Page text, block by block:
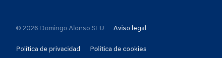
© 2026 Domingo Alonso SLU Aviso legal
Política de privacidad Política de cookies